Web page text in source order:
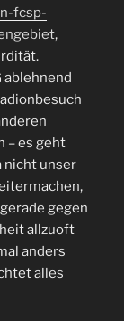
fcsp-
,
ablehnend
– es geht
nicht unser
gegen
allzuoft
anders
alles